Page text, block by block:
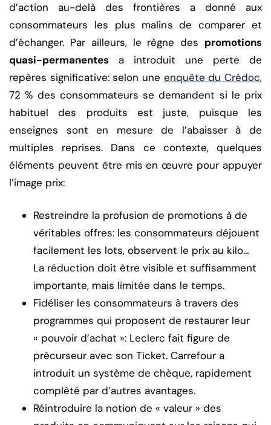
d’action au-delà des frontières a donné aux
consommateurs les plus malins de comparer et
d’échanger. Par ailleurs, le règne des promotions
quasi-permanentes a introduit une perte de
repères significative: selon une enquête du Crédoc,
72 % des consommateurs se demandent si le prix
habituel des produits est juste, puisque les
enseignes sont en mesure de l’abaisser à de
multiples reprises. Dans ce contexte, quelques
éléments peuvent être mis en œuvre pour appuyer
l’image prix:
Restreindre la profusion de promotions à de
véritables offres: les consommateurs déjouent
facilement les lots, observent le prix au kilo…
La réduction doit être visible et suffisamment
importante, mais limitée dans le temps.
Fidéliser les consommateurs à travers des
programmes qui proposent de restaurer leur
« pouvoir d’achat »: Leclerc fait figure de
précurseur avec son Ticket. Carrefour a
introduit un système de chèque, rapidement
complété par d’autres avantages.
Réintroduire la notion de « valeur » des